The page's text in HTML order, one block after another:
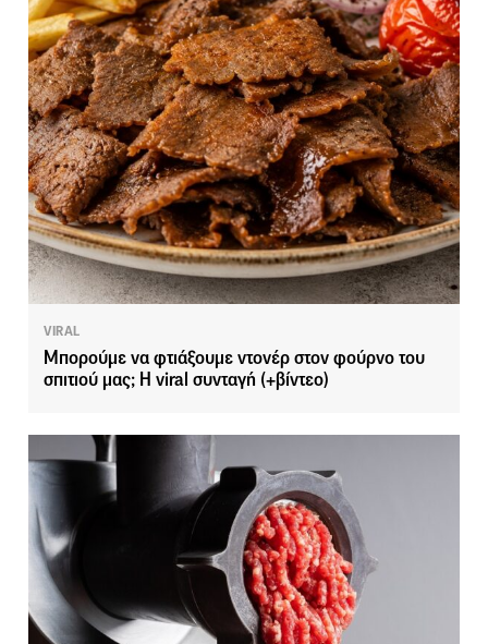
VIRAL
Μπορούμε να φτιάξουμε ντονέρ στον φούρνο του
σπιτιού μας; Η viral συνταγή (+βίντεο)